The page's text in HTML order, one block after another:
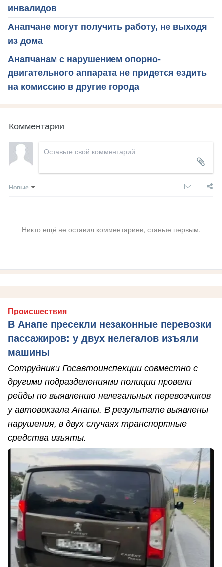
инвалидов
Анапчане могут получить работу, не выходя
из дома
Анапчанам с нарушением опорно-
двигательного аппарата не придется ездить
на комиссию в другие города
Комментарии
Новые
Никто ещё не оставил комментариев, станьте первым.
Происшествия
В Анапе пресекли незаконные перевозки
пассажиров: у двух нелегалов изъяли
машины
Сотрудники Госавтоинспекции совместно с
другими подразделениями полиции провели
рейды по выявлению нелегальных перевозчиков
у автовокзала Анапы. В результате выявлены
нарушения, в двух случаях транспортные
средства изъяты.